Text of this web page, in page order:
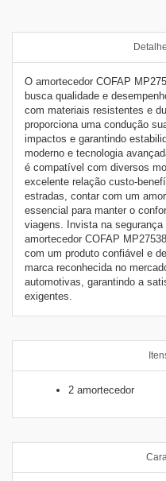
O amortecedor COFAP
busca qualidade e
com materiais resistentes e
proporciona uma condução
impactos e garantindo
moderno e tecnologia
é compatível com diversos
excelente relação custo-
estradas, contar com um
essencial para manter o
viagens. Invista na
amortecedor COFAP
com um produto confiável e
marca reconhecida no
automotivas, garantindo a
exigentes.
2 amortecedor